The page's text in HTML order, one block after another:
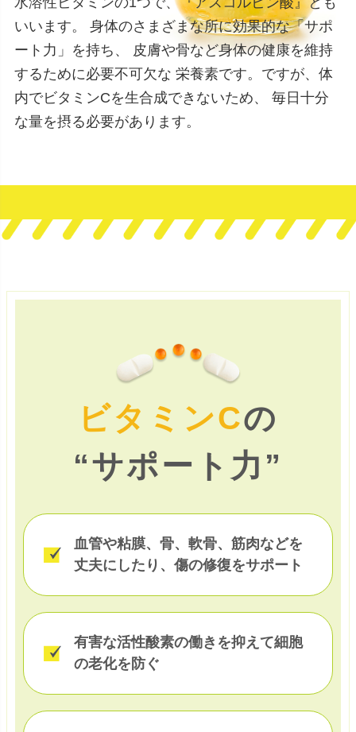
いいます。
身体のさまざまな所に効果的な「サポ
ート力」を持ち、
皮膚や骨など身体の健康を維持
するために必要不可欠な 栄養素です。ですが、体
内でビタミンCを生合成できないため、
毎日十分
な量を摂る必要があります。
ビタミンCの
“サポート力”
血管や粘膜、骨、軟骨、筋肉などを
丈夫にしたり、傷の修復をサポート
有害な活性酸素の働きを抑えて細胞
の老化を防ぐ